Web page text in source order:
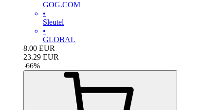
GOG.COM
•
Sleutel
•
GLOBAL
8.00 EUR
23.29 EUR
-66%